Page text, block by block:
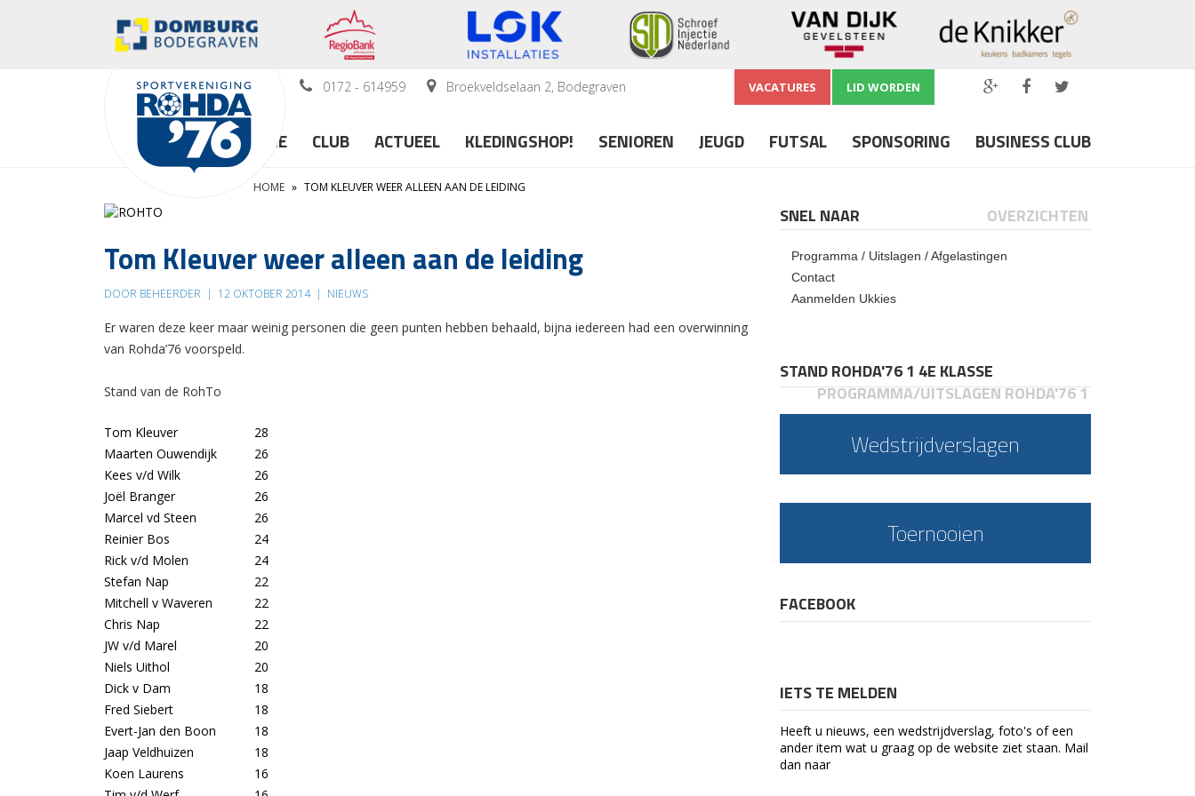
0172 - 614959 Broekveldselaan 2, Bodegraven VACATURES LID WORDEN
HOME CLUB ACTUEEL KLEDINGSHOP! SENIOREN JEUGD FUTSAL SPONSORING BUSINESS CLUB
HOME » TOM KLEUVER WEER ALLEEN AAN DE LEIDING
Tom Kleuver weer alleen aan de leiding
DOOR BEHEERDER | 12 OKTOBER 2014 | NIEUWS
Er waren deze keer maar weinig personen die geen punten hebben behaald, bijna iedereen had een overwinning
van Rohda’76 voorspeld.
Stand van de RohTo
Tom Kleuver
28
Maarten Ouwendijk
26
Kees v/d Wilk
26
Joël Branger
26
Marcel vd Steen
26
Reinier Bos
24
Rick v/d Molen
24
Stefan Nap
22
Mitchell v Waveren
22
Chris Nap
22
JW v/d Marel
20
Niels Uithol
20
Dick v Dam
18
Fred Siebert
18
Evert-Jan den Boon
18
Jaap Veldhuizen
18
Koen Laurens
16
SNEL NAAR OVERZICHTEN
Programma / Uitslagen / Afgelastingen
Contact
Aanmelden Ukkies
STAND ROHDA'76 1 4E KLASSE
PROGRAMMA/UITSLAGEN ROHDA'76 1
Wedstrijdverslagen
Toernooien
FACEBOOK
IETS TE MELDEN
Heeft u nieuws, een wedstrijdverslag, foto's of een
ander item wat u graag op de website ziet staan. Mail
dan naar